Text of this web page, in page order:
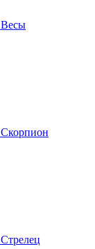
Весы
Скорпион
Стрелец